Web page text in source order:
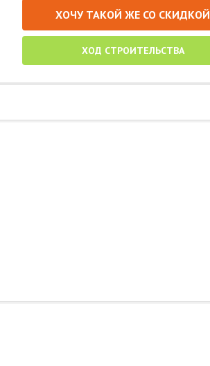
ХОЧУ ТАКОЙ ЖЕ СО СКИДКОЙ
ХОД СТРОИТЕЛЬСТВА